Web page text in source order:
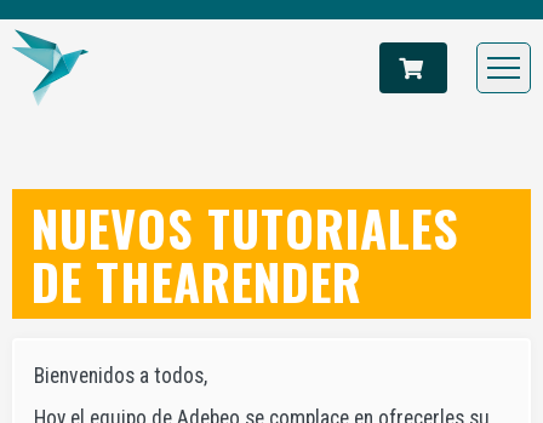
NUEVOS TUTORIALES
DE THEARENDER
Bienvenidos a todos,
Hoy el equipo de Adebeo se complace en ofrecerles su